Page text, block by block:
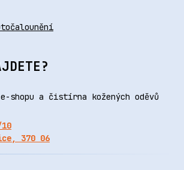
shopu a čistírna kožených oděvů
370 06